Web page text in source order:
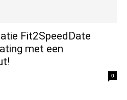
Fit2SpeedDate
met een
0